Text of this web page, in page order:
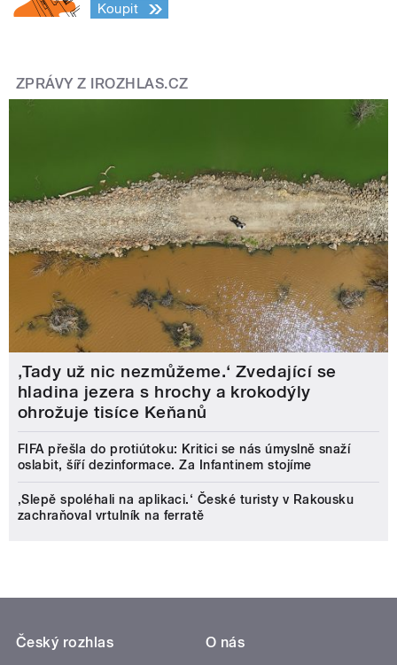
Koupit
ZPRÁVY Z IROZHLAS.CZ
‚Tady už nic nezmůžeme.‘ Zvedající se
hladina jezera s hrochy a krokodýly
ohrožuje tisíce Keňanů
FIFA přešla do protiútoku: Kritici se nás úmyslně snaží
oslabit, šíří dezinformace. Za Infantinem stojíme
‚Slepě spoléhali na aplikaci.‘ České turisty v Rakousku
zachraňoval vrtulník na ferratě
Český rozhlas
O nás